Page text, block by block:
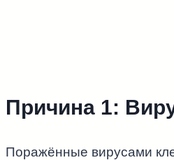
Причина 1:
Поражённые вирусами